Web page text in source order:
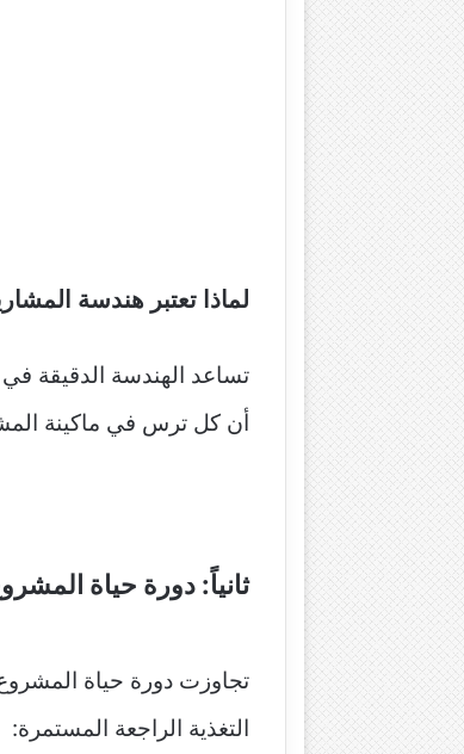
لماذا تعتبر هندسة
أن كل ترس في ماكينة
ثانياً: دورة حياة
التغذية الراجعة المستمرة: